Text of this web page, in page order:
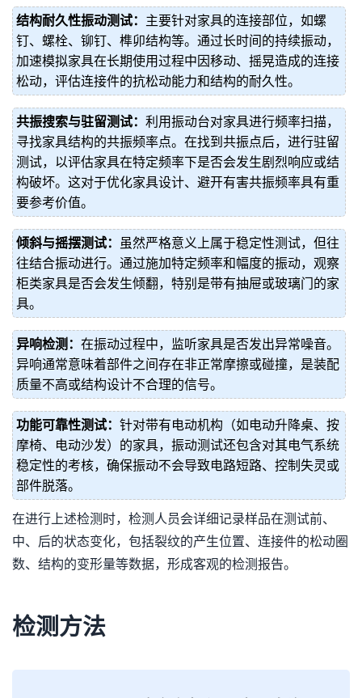
结构耐久性振动测试： 主要针对家具的连接部位，如螺
钉、螺栓、铆钉、榫卯结构等。通过长时间的持续振动，
加速模拟家具在长期使用过程中因移动、摇晃造成的连接
松动，评估连接件的抗松动能力和结构的耐久性。
共振搜索与驻留测试： 利用振动台对家具进行频率扫描，
寻找家具结构的共振频率点。在找到共振点后，进行驻留
测试，以评估家具在特定频率下是否会发生剧烈响应或结
构破坏。这对于优化家具设计、避开有害共振频率具有重
要参考价值。
倾斜与摇摆测试：
虽然严格意义上属于稳定性测试，但往
往结合振动进行。通过施加特定频率和幅度的振动，观察
柜类家具是否会发生倾翻，特别是带有抽屉或玻璃门的家
具。
异响检测： 在振动过程中，监听家具是否发出异常噪音。
异响通常意味着部件之间存在非正常摩擦或碰撞，是装配
质量不高或结构设计不合理的信号。
功能可靠性测试： 针对带有电动机构（如电动升降桌、按
摩椅、电动沙发）的家具，振动测试还包含对其电气系统
稳定性的考核，确保振动不会导致电路短路、控制失灵或
部件脱落。
在进行上述检测时，检测人员会详细记录样品在测试前、
中、后的状态变化，包括裂纹的产生位置、连接件的松动圈
数、结构的变形量等数据，形成客观的检测报告。
检测方法